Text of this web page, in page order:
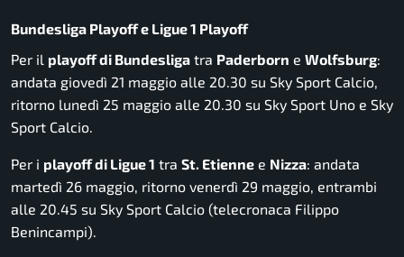
Bundesliga Playoff e Ligue 1 Playoff
Per il playoff di Bundesliga tra Paderborn e Wolfsburg:
andata giovedì 21 maggio alle 20.30 su Sky Sport Calcio,
ritorno lunedì 25 maggio alle 20.30 su Sky Sport Uno e Sky
Sport Calcio.
Per i playoff di Ligue 1 tra St. Etienne e Nizza: andata
martedì 26 maggio, ritorno venerdì 29 maggio, entrambi
alle 20.45 su Sky Sport Calcio (telecronaca Filippo
Benincampi).